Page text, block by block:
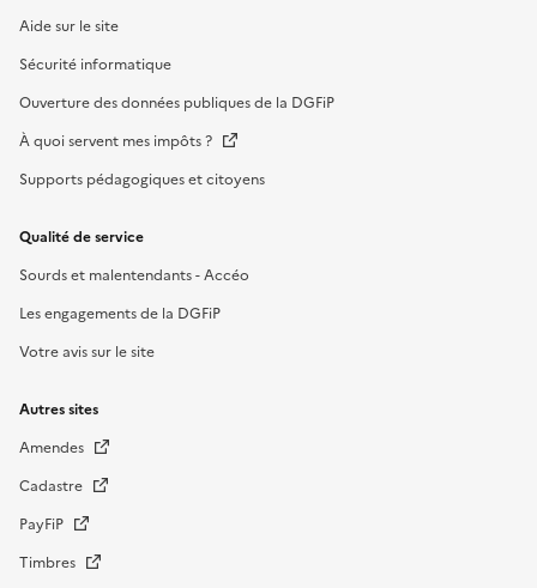
Aide sur le site
Sécurité informatique
Ouverture des données publiques de la DGFiP
À quoi servent mes impôts ?
Supports pédagogiques et citoyens
Qualité de service
Sourds et malentendants - Accéo
Les engagements de la DGFiP
Votre avis sur le site
Autres sites
Amendes
Cadastre
PayFiP
Timbres